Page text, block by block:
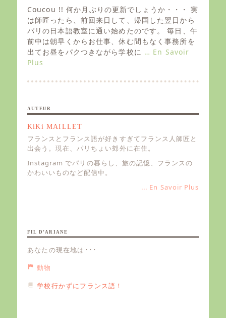
s
t
e
d
o
n
Coucou !! 何か月ぶりの更新でしょうか・・・ 実
は師匠ったら、前回来日して、帰国した翌日から
パリの日本語教室に通い始めたのです。 毎日、午
前中は朝早くからお仕事、休む間もなく事務所を
出てお昼をパクつきながら学校に … En Savoir
Plus
AUTEUR
KiKi MAILLET
フランスとフランス語が好きすぎてフランス人師匠と
出会う。現在、パリちょい郊外に在住。
Instagram でパリの暮らし、旅の記憶、フランスの
かわいいものなど配信中。
... En Savoir Plus
FIL D’ARIANE
あなたの現在地は･･･
動物
学校行かずにフランス語！